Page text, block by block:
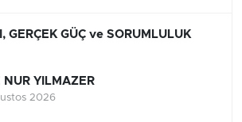
GERÇEK GÜÇ ve SORUMLULUK
NUR YILMAZER
2026